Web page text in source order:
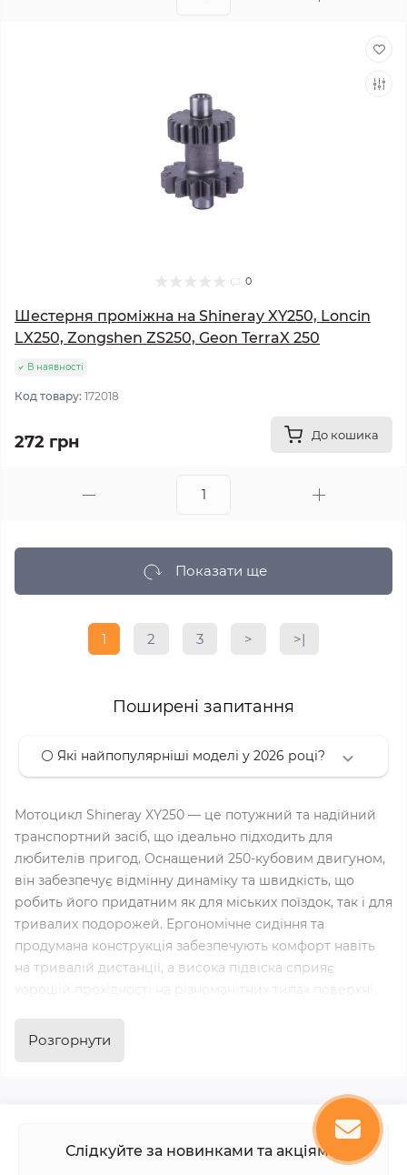
0
Шестерня проміжна на Shineray XY250, Loncin
LX250, Zongshen ZS250, Geon TerraX 250
В наявності
Код товару: 172018
272 грн До кошика
Показати ще
1 2 3 > >|
Поширені запитання
⚪ Які найпопулярніші моделі у 2026 році?
Мотоцикл Shineray XY250 — це потужний та надійний
транспортний засіб, що ідеально підходить для
любителів пригод. Оснащений 250-кубовим двигуном,
він забезпечує відмінну динаміку та швидкість, що
робить його придатним як для міських поїздок, так і для
тривалих подорожей. Ергономічне сидіння та
продумана конструкція забезпечують комфорт навіть
на тривалій дистанції, а висока підвіска сприяє
що підвищує безпеку, і сучасний дизайн, який
тих, хто цінує поєднання продуктивності та комфорту в
Розгорнути
Слідкуйте за новинками та акціями: